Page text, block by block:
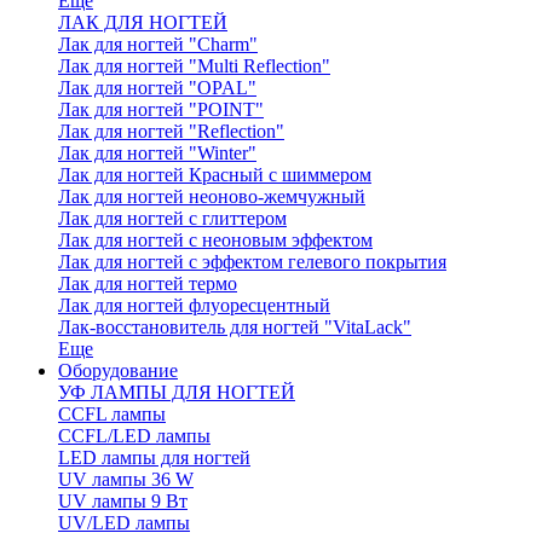
ЛАК ДЛЯ НОГТЕЙ
Лак для ногтей "Charm"
Лак для ногтей "Multi Reflection"
Лак для ногтей "OPAL"
Лак для ногтей "POINT"
Лак для ногтей "Reflection"
Лак для ногтей "Winter"
Лак для ногтей Красный с шиммером
Лак для ногтей неоново-жемчужный
Лак для ногтей с глиттером
Лак для ногтей с неоновым эффектом
Лак для ногтей с эффектом гелевого покрытия
Лак для ногтей термо
Лак для ногтей флуоресцентный
Лак-восстановитель для ногтей "VitaLack"
Еще
Оборудование
УФ ЛАМПЫ ДЛЯ НОГТЕЙ
CCFL лампы
CCFL/LED лампы
LED лампы для ногтей
UV лампы 36 W
UV лампы 9 Вт
UV/LED лампы